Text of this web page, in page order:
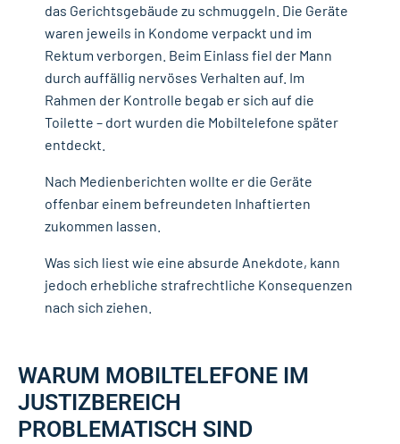
das Gerichtsgebäude zu schmuggeln. Die Geräte
waren jeweils in Kondome verpackt und im
Rektum verborgen. Beim Einlass fiel der Mann
durch auffällig nervöses Verhalten auf. Im
Rahmen der Kontrolle begab er sich auf die
Toilette – dort wurden die Mobiltelefone später
entdeckt.
Nach Medienberichten wollte er die Geräte
offenbar einem befreundeten Inhaftierten
zukommen lassen.
Was sich liest wie eine absurde Anekdote, kann
jedoch erhebliche strafrechtliche Konsequenzen
nach sich ziehen.
WARUM MOBILTELEFONE IM
JUSTIZBEREICH
PROBLEMATISCH SIND